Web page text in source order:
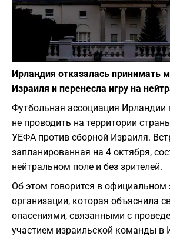
Ирландия отказалась принимать
Израиля и перенесла игру на
Футбольная ассоциация Ирландии
не проводить на территории
УЕФА против сборной Израиля.
запланированная на 4 октября,
нейтральном поле и без зрителей.
Об этом говорится в официальном
организации, которая объяснила
опасениями, связанными с
участием израильской команды в